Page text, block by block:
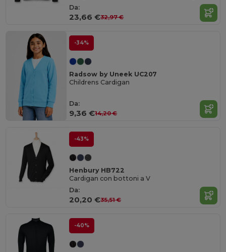
Da:
23,66 €32,97 €
-34%
Radsow by Uneek UC207
Childrens Cardigan
Da:
9,36 €14,20 €
-43%
Henbury HB722
Cardigan con bottoni a V
Da:
20,20 €35,51 €
-40%